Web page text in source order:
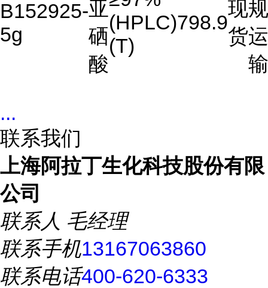
B152925-
5g
亚
硒
酸
(HPLC)
(T)
798.9
现
货
规
运
输
...
联系我们
上海阿拉丁生化科技股份有限
公司
联系人 毛经理
联系手机13167063860
联系电话400-620-6333